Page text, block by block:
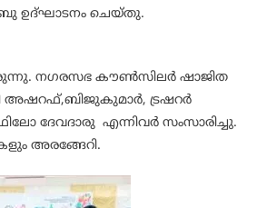
ഉദ്ഘാടനം ചെയ്തു.
നഗരസഭ കൗൺസിലർ ഷാജിത
അഷറഫ്,ബിജുകുമാർ, ട്രഷറർ
ദേവദാരു എന്നിവർ സംസാരിച്ചു.
അരങ്ങേറി.